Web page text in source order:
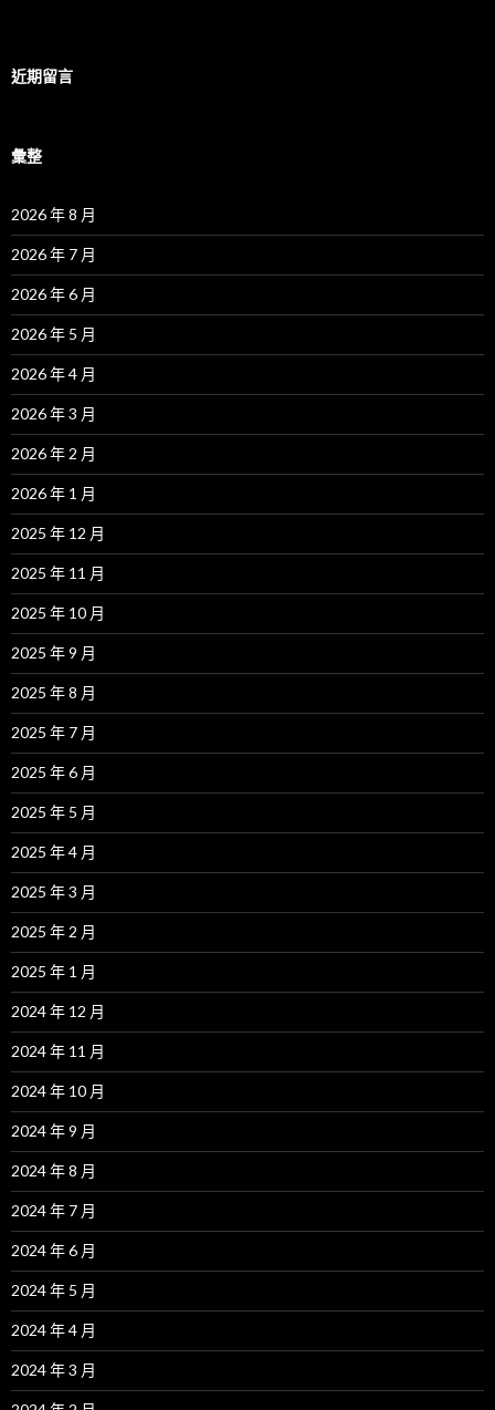
近期留言
彙整
2026 年 8 月
2026 年 7 月
2026 年 6 月
2026 年 5 月
2026 年 4 月
2026 年 3 月
2026 年 2 月
2026 年 1 月
2025 年 12 月
2025 年 11 月
2025 年 10 月
2025 年 9 月
2025 年 8 月
2025 年 7 月
2025 年 6 月
2025 年 5 月
2025 年 4 月
2025 年 3 月
2025 年 2 月
2025 年 1 月
2024 年 12 月
2024 年 11 月
2024 年 10 月
2024 年 9 月
2024 年 8 月
2024 年 7 月
2024 年 6 月
2024 年 5 月
2024 年 4 月
2024 年 3 月